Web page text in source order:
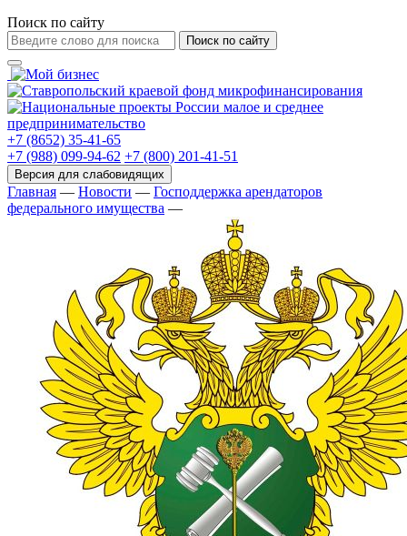
Поиск по сайту
Поиск по сайту
+7 (8652) 35-41-65
+7 (988) 099-94-62 +7 (800) 201-41-51
Главная — Новости — Господдержка арендаторов
федерального имущества —